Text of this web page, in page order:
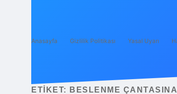
Anasayfa Gizlilik Politikası Yasal Uyarı
ETIKET: BESLENME